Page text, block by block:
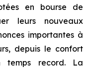
en bourse de
leurs nouveaux
importantes à
depuis le confort
record. La